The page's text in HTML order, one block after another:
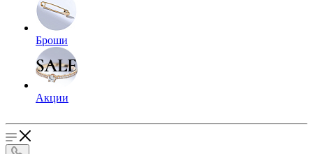
Броши
Акции